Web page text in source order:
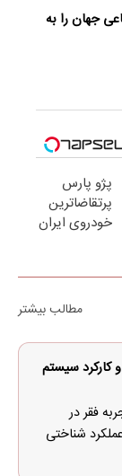
جهان را به
پژو پارس
پرتقاضاترین
خودروی ایران
فرصت رو از
دست نده!مطالب بیشتر
کارکرد سیستم
فقر در
شناختی